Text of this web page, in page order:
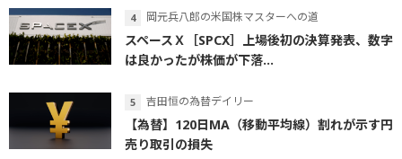
岡元兵八郎の米国株マスターへの道
スペースＸ［SPCX］上場後初の決算発表、数字
は良かったが株価が下落...
吉田恒の為替デイリー
【為替】120日MA（移動平均線）割れが示す円
売り取引の損失